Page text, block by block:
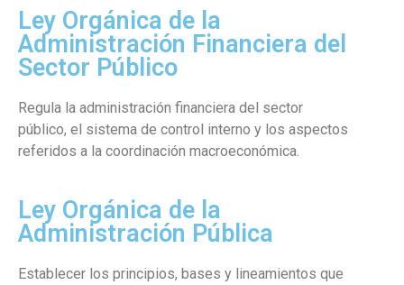
Ley Orgánica de la
Administración Financiera del
Sector Público
Regula la administración financiera del sector
público, el sistema de control interno y los aspectos
referidos a la coordinación macroeconómica.
Ley Orgánica de la
Administración Pública
Establecer los principios, bases y lineamientos que